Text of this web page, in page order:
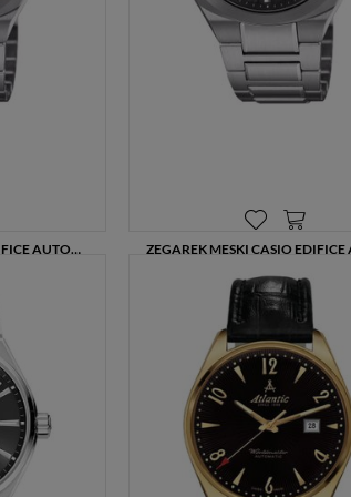
dla celów reklamowych i statystycznych,
portale, w tym portale społecznościowe, np.
ze Sklepu bez zmiany ustawień w
cookies oznacza, że będą one
w urządzeniu końcowym każdego użytkownika.
ZEGAREK MĘSKI CASIO EDIFICE AUTOMATIC EFK-200D-2AER BLUE DIAL 38 MM
zł 1399,00 zł 1119,00 zł